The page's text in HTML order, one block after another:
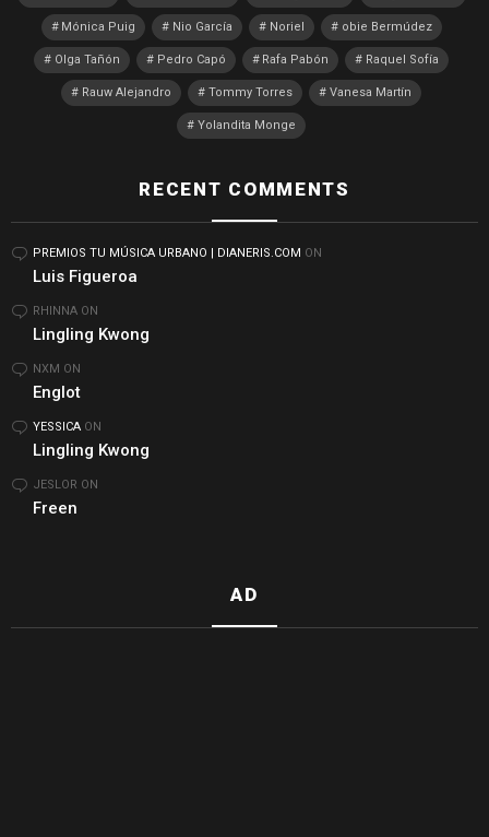
Mónica Puig Nio García Noriel obie Bermúdez
Olga Tañón Pedro Capó Rafa Pabón Raquel Sofía
Rauw Alejandro Tommy Torres Vanesa Martín
Yolandita Monge
RECENT COMMENTS
PREMIOS TU MÚSICA URBANO | DIANERIS.COM ON
Luis Figueroa
RHINNA ON
Lingling Kwong
NXM ON
Englot
YESSICA ON
Lingling Kwong
JESLOR ON
Freen
AD